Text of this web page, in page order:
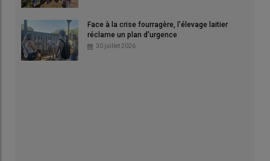
Face à la crise fourragère, l'élevage laitier
réclame un plan d'urgence
30 juillet 2026